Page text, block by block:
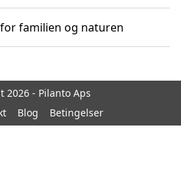
familien og naturen
2026 - Pilanto Aps
Blog Betingelser